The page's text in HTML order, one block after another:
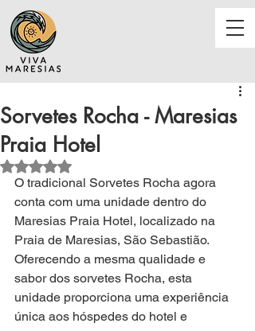
Sorvetes Rocha - Maresias
Praia Hotel
Avaliado com NaN de 5 estrelas.
O tradicional Sorvetes Rocha agora
conta com uma unidade dentro do
Maresias Praia Hotel, localizado na
Praia de Maresias, São Sebastião.
Oferecendo a mesma qualidade e
sabor dos sorvetes Rocha, esta
unidade proporciona uma experiência
única aos hóspedes do hotel e